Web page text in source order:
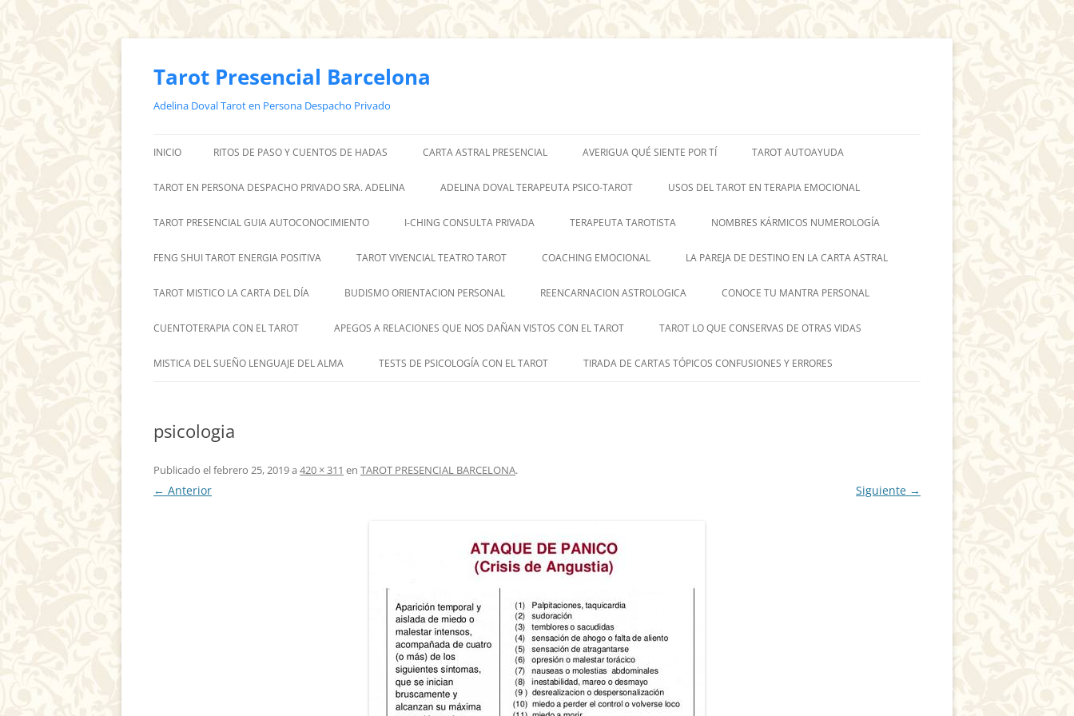
Saltar
Tarot Presencial Barcelona
Adelina Doval Tarot en Persona Despacho Privado
INICIO RITOS DE PASO Y CUENTOS DE HADAS CARTA ASTRAL PRESENCIAL AVERIGUA QUÉ SIENTE POR TÍ TAROT AUTOAYUDA
TAROT EN PERSONA DESPACHO PRIVADO SRA. ADELINA ADELINA DOVAL TERAPEUTA PSICO-TAROT USOS DEL TAROT EN TERAPIA EMOCIONAL
TAROT PRESENCIAL GUIA AUTOCONOCIMIENTO I-CHING CONSULTA PRIVADA TERAPEUTA TAROTISTA NOMBRES KÁRMICOS NUMEROLOGÍA
FENG SHUI TAROT ENERGIA POSITIVA TAROT VIVENCIAL TEATRO TAROT COACHING EMOCIONAL LA PAREJA DE DESTINO EN LA CARTA ASTRAL
TAROT MISTICO LA CARTA DEL DÍA BUDISMO ORIENTACION PERSONAL REENCARNACION ASTROLOGICA CONOCE TU MANTRA PERSONAL
CUENTOTERAPIA CON EL TAROT APEGOS A RELACIONES QUE NOS DAÑAN VISTOS CON EL TAROT TAROT LO QUE CONSERVAS DE OTRAS VIDAS
MISTICA DEL SUEÑO LENGUAJE DEL ALMA TESTS DE PSICOLOGÍA CON EL TAROT TIRADA DE CARTAS TÓPICOS CONFUSIONES Y ERRORES
psicologia
Publicado elfebrero 25, 2019a 420 × 311 en TAROT PRESENCIAL BARCELONA.
← Anterior Siguiente →